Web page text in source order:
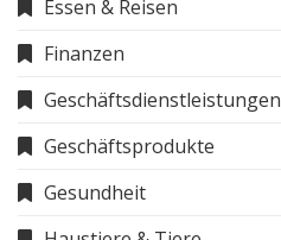
Essen & Reisen
Finanzen
Geschäftsdienstleistungen
Geschäftsprodukte
Gesundheit